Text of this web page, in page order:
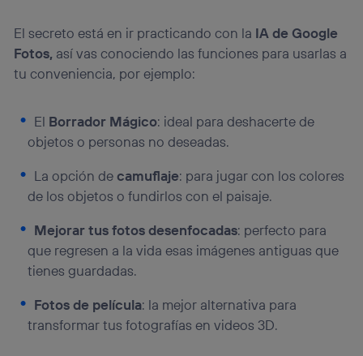
El secreto está en ir practicando con la IA de Google
Fotos, así vas conociendo las funciones para usarlas a
tu conveniencia, por ejemplo:
El Borrador Mágico: ideal para deshacerte de
objetos o personas no deseadas.
La opción decamuflaje: para jugar con los colores
de los objetos o fundirlos con el paisaje.
Mejorar tus fotos desenfocadas: perfecto para
que regresen a la vida esas imágenes antiguas que
tienes guardadas.
Fotos de película: la mejor alternativa para
transformar tus fotografías en videos 3D.